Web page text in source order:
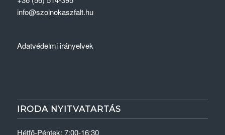
info@szolnokaszfalt.hu
Adatvédelmi irányelvek
IRODA NYITVATARTÁS
Hétfő-Péntek: 7:00-16:30